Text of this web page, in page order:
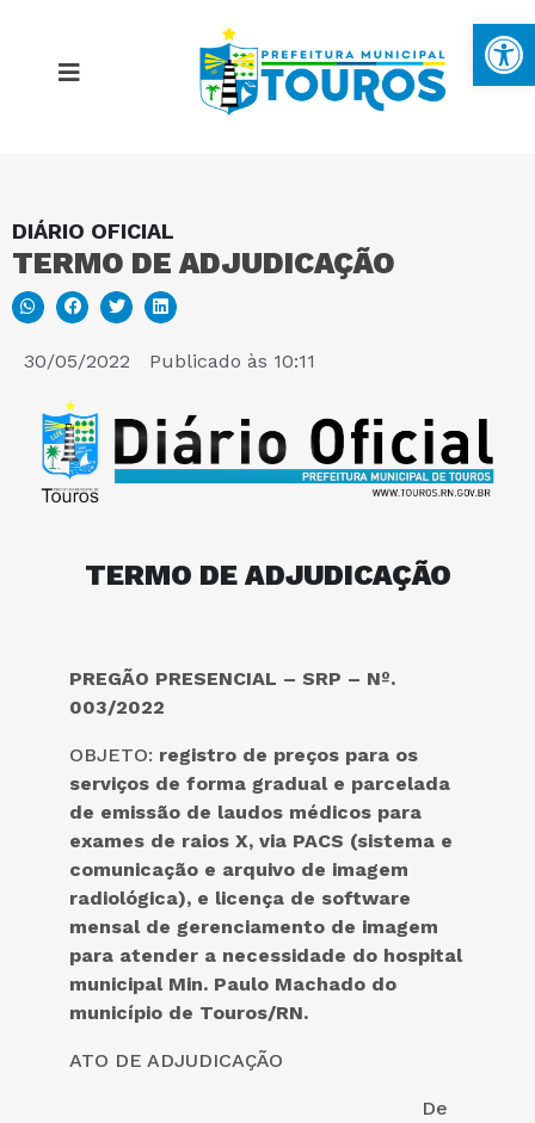
DIÁRIO OFICIAL
TERMO DE ADJUDICAÇÃO
30/05/2022 Publicado às 10:11
TERMO DE ADJUDICAÇÃO
PREGÃO PRESENCIAL – SRP – Nº.
003/2022
OBJETO: registro de preços para os
serviços de forma gradual e parcelada
de emissão de laudos médicos para
exames de raios X, via PACS (sistema e
comunicação e arquivo de imagem
radiológica), e licença de software
mensal de gerenciamento de imagem
para atender a necessidade do hospital
municipal Min. Paulo Machado do
município de Touros/RN.
ATO DE ADJUDICAÇÃO
De
MAPA DO SITE
PORTAL DA TRANSPARÊNCIA
E-SIC
PERGUNTAS FREQUENTES